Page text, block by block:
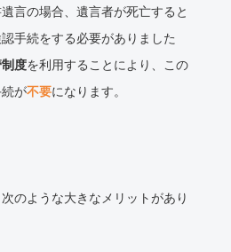
言の場合、遺言者が死亡すると
手続をする必要がありました
度を利用することにより、この
が不要になります。
のような大きなメリットがあり